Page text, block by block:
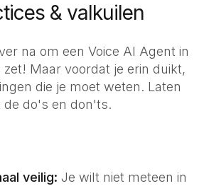
& valkuilen
na om een Voice AI Agent in
Maar voordat je erin duikt,
die je moet weten. Laten
do's en don'ts.
veilig: Je wilt niet meteen in